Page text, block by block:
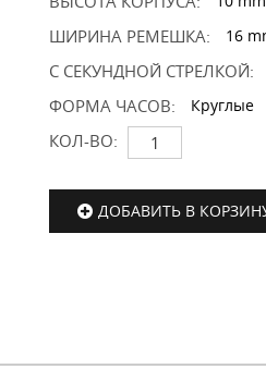
ШИРИНА РЕМЕШКА: 16
С СЕКУНДНОЙ СТРЕЛКОЙ:
ФОРМА ЧАСОВ: Круглые
КОЛ-ВО:
ДОБАВИТЬ В